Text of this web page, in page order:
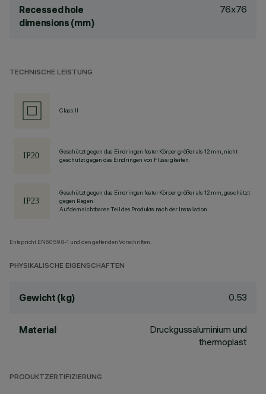
Recessed hole
dimensions (mm)
76x76
TECHNISCHE LEISTUNG
Class II
Geschützt gegen das Eindringen fester Körper größer als 12 mm, nicht
geschützt gegen das Eindringen von Flüssigkeiten.
Geschützt gegen das Eindringen fester Körper größer als 12 mm, geschützt
gegen Regen.
Auf dem sichtbaren Teil des Produkts nach der Installation
Entspricht EN60598-1 und den geltenden Vorschriften.
PHYSIKALISCHE EIGENSCHAFTEN
Gewicht (kg) 0.53
Material
Druckgussaluminium und
thermoplast
PRODUKTZERTIFIZIERUNG